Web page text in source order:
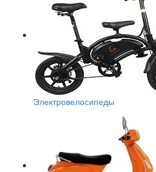
Электровелосипеды